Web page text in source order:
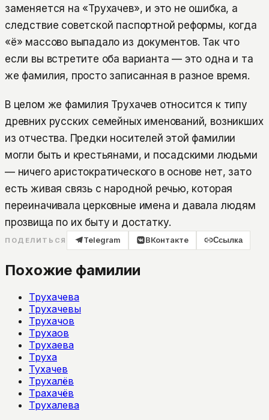
заменяется на «Трухачев», и это не ошибка, а
следствие советской паспортной реформы, когда
«ё» массово выпадало из документов. Так что
если вы встретите оба варианта — это одна и та
же фамилия, просто записанная в разное время.
В целом же фамилия Трухачев относится к типу
древних русских семейных именований, возникших
из отчества. Предки носителей этой фамилии
могли быть и крестьянами, и посадскими людьми
— ничего аристократического в основе нет, зато
есть живая связь с народной речью, которая
переиначивала церковные имена и давала людям
прозвища по их быту и достатку.
ПОДЕЛИТЬСЯ Telegram ВКонтакте Ссылка
Похожие фамилии
Трухачева
Трухачевы
Трухачов
Трухаов
Трухаева
Труха
Тухачев
Трухалёв
Трахачёв
Трухалева